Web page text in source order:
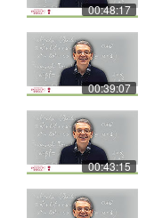
00:48:17
00:39:07
00:43:15